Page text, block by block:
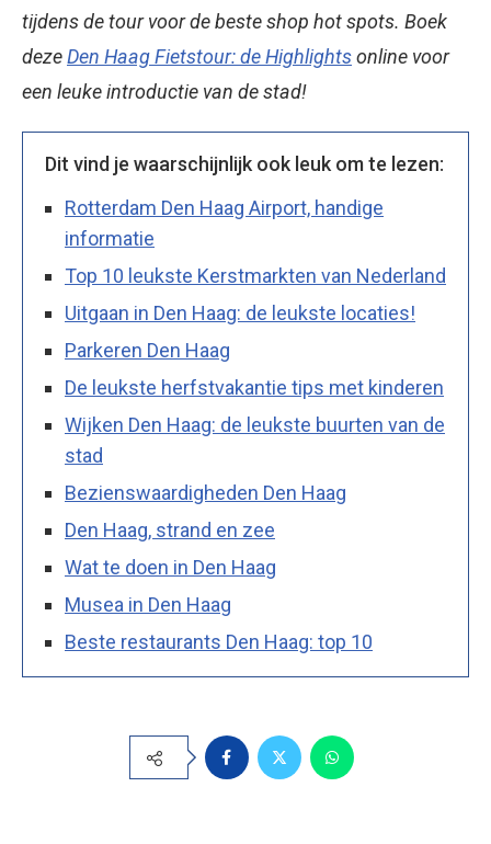
tijdens de tour voor de beste shop hot spots. Boek
dezeDen Haag Fietstour: de Highlightsonline voor
een leuke introductie van de stad!
Dit vind je waarschijnlijk ook leuk om te lezen:
Rotterdam Den Haag Airport, handige
informatie
Top 10 leukste Kerstmarkten van Nederland
Uitgaan in Den Haag: de leukste locaties!
Parkeren Den Haag
De leukste herfstvakantie tips met kinderen
Wijken Den Haag: de leukste buurten van de
stad
Bezienswaardigheden Den Haag
Den Haag, strand en zee
Wat te doen in Den Haag
Musea in Den Haag
Beste restaurants Den Haag: top 10